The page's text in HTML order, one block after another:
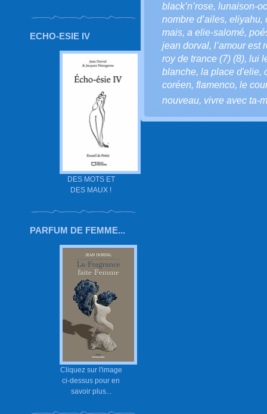
ECHO-ESIE IV
DES MOTS ET
DES MAUX !
PARFUM DE FEMME...
Cliquez sur l'image
ci-dessus pour en
savoir plus...
black’n’rose, lunaison-
nombre d’ailes, eliyahu,
mais, a elie-salomé,
jean dorval, l’amour est
roy de trance (7) (8), lui
blanche, la place d'elie,
coréen, flamenco, le
nouveau, vivre avec ta-